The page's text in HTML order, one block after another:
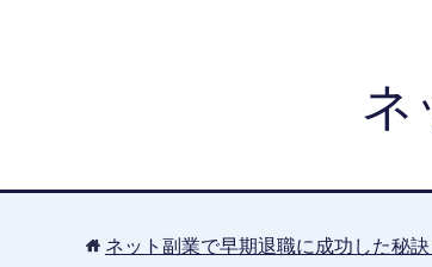
ネ
ネット副業で早期退職に成功した秘訣